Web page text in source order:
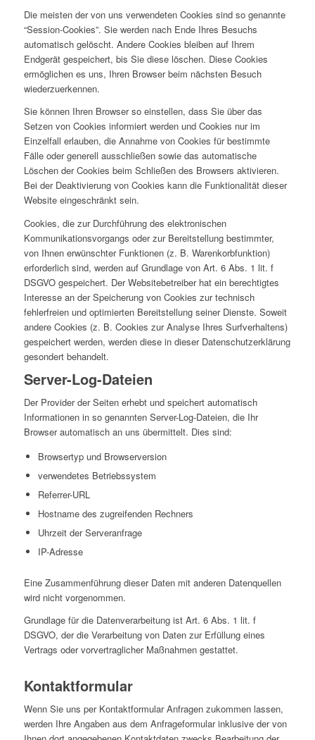
Die meisten der von uns verwendeten Cookies sind so genannte
“Session-Cookies”. Sie werden nach Ende Ihres Besuchs
automatisch gelöscht. Andere Cookies bleiben auf Ihrem
Endgerät gespeichert, bis Sie diese löschen. Diese Cookies
ermöglichen es uns, Ihren Browser beim nächsten Besuch
wiederzuerkennen.
Sie können Ihren Browser so einstellen, dass Sie über das
Setzen von Cookies informiert werden und Cookies nur im
Einzelfall erlauben, die Annahme von Cookies für bestimmte
Fälle oder generell ausschließen sowie das automatische
Löschen der Cookies beim Schließen des Browsers aktivieren.
Bei der Deaktivierung von Cookies kann die Funktionalität dieser
Website eingeschränkt sein.
Cookies, die zur Durchführung des elektronischen
Kommunikationsvorgangs oder zur Bereitstellung bestimmter,
von Ihnen erwünschter Funktionen (z. B. Warenkorbfunktion)
erforderlich sind, werden auf Grundlage von Art. 6 Abs. 1 lit. f
DSGVO gespeichert. Der Websitebetreiber hat ein berechtigtes
Interesse an der Speicherung von Cookies zur technisch
fehlerfreien und optimierten Bereitstellung seiner Dienste. Soweit
andere Cookies (z. B. Cookies zur Analyse Ihres Surfverhaltens)
gespeichert werden, werden diese in dieser Datenschutzerklärung
gesondert behandelt.
Server-Log-Dateien
Der Provider der Seiten erhebt und speichert automatisch
Informationen in so genannten Server-Log-Dateien, die Ihr
Browser automatisch an uns übermittelt. Dies sind:
Browsertyp und Browserversion
verwendetes Betriebssystem
Referrer-URL
Hostname des zugreifenden Rechners
Uhrzeit der Serveranfrage
IP-Adresse
Eine Zusammenführung dieser Daten mit anderen Datenquellen
wird nicht vorgenommen.
Grundlage für die Datenverarbeitung ist Art. 6 Abs. 1 lit. f
DSGVO, der die Verarbeitung von Daten zur Erfüllung eines
Vertrags oder vorvertraglicher Maßnahmen gestattet.
Kontaktformular
Wenn Sie uns per Kontaktformular Anfragen zukommen lassen,
werden Ihre Angaben aus dem Anfrageformular inklusive der von